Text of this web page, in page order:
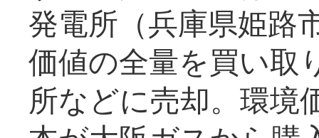
発電所（兵庫県姫路
価値の全量を買い取
所などに売却。環境